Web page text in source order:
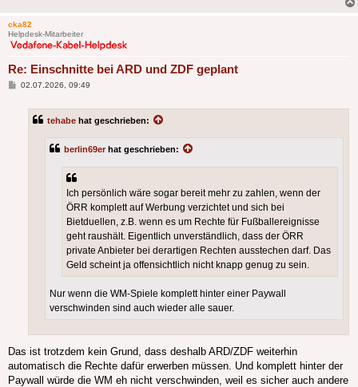
cka82
Helpdesk-Mitarbeiter
Re: Einschnitte bei ARD und ZDF geplant
Beitrag
02.07.2026, 09:49
tehabe hat geschrieben:
berlin69er hat geschrieben:
Ich persönlich wäre sogar bereit mehr zu zahlen, wenn der
ÖRR komplett auf Werbung verzichtet und sich bei
Bietduellen, z.B. wenn es um Rechte für Fußballereignisse
geht raushält. Eigentlich unverständlich, dass der ÖRR
private Anbieter bei derartigen Rechten ausstechen darf. Das
Geld scheint ja offensichtlich nicht knapp genug zu sein.
Nur wenn die WM-Spiele komplett hinter einer Paywall
verschwinden sind auch wieder alle sauer.
Das ist trotzdem kein Grund, dass deshalb ARD/ZDF weiterhin
automatisch die Rechte dafür erwerben müssen. Und komplett hinter der
Paywall würde die WM eh nicht verschwinden, weil es sicher auch andere